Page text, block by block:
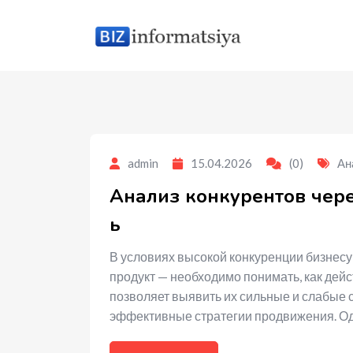
admin 15.04.2026 (0)
Анализ конкурентов
ь
В условиях высокой конкуренции
продукт — необходимо понимать, как
позволяет выявить их сильные и слабые
эффективные стратегии продвижения.